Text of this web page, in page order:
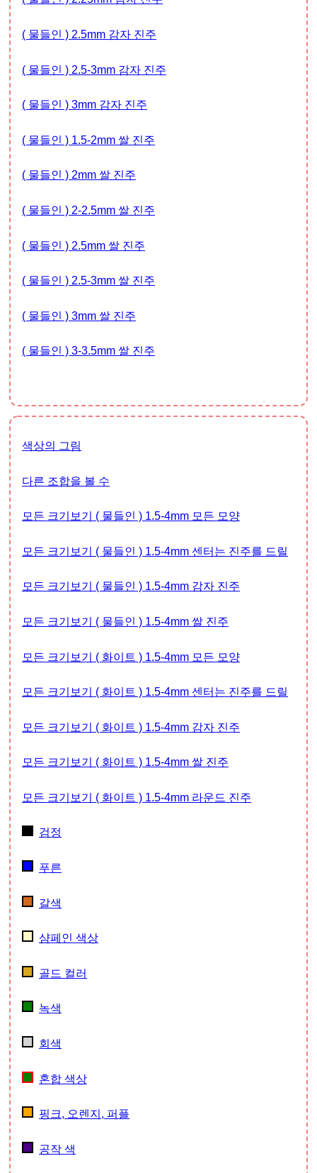
( 물들인 ) 2.5mm 감자 진주
( 물들인 ) 2.5-3mm 감자 진주
( 물들인 ) 3mm 감자 진주
( 물들인 ) 1.5-2mm 쌀 진주
( 물들인 ) 2mm 쌀 진주
( 물들인 ) 2-2.5mm 쌀 진주
( 물들인 ) 2.5mm 쌀 진주
( 물들인 ) 2.5-3mm 쌀 진주
( 물들인 ) 3mm 쌀 진주
( 물들인 ) 3-3.5mm 쌀 진주
색상의 그림
다른 조합을 볼 수
모든 크기보기 ( 물들인 ) 1.5-4mm 모든 모양
모든 크기보기 ( 물들인 ) 1.5-4mm 센터는 진주를 드릴
모든 크기보기 ( 물들인 ) 1.5-4mm 감자 진주
모든 크기보기 ( 물들인 ) 1.5-4mm 쌀 진주
모든 크기보기 ( 화이트 ) 1.5-4mm 모든 모양
모든 크기보기 ( 화이트 ) 1.5-4mm 센터는 진주를 드릴
모든 크기보기 ( 화이트 ) 1.5-4mm 감자 진주
모든 크기보기 ( 화이트 ) 1.5-4mm 쌀 진주
모든 크기보기 ( 화이트 ) 1.5-4mm 라운드 진주
검정
푸른
갈색
샴페인 색상
골드 컬러
녹색
회색
혼합 색상
핑크, 오렌지, 퍼플
공작 색